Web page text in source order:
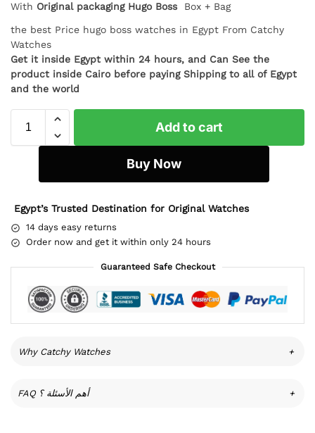
With Original packaging Hugo BossBox + Bag
the best Price hugo boss watches in Egypt From Catchy
Watches
Get it inside Egypt within 24 hours, and Can See the
product inside Cairo before paying Shipping to all of Egypt
and the world
Add to cart
Buy Now
Egypt’s Trusted Destination for Original Watches
14 days easy returns
Order now and get it within only 24 hours
Guaranteed Safe Checkout
Why Catchy Watches +
FAQ أهم الأسئلة ؟ +